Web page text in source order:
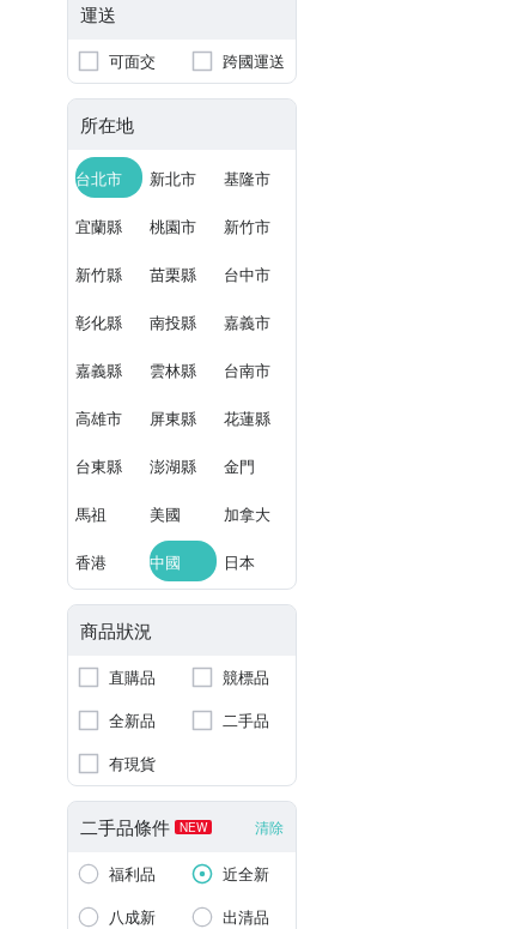
運送
可面交 跨國運送
所在地
台北市 新北市 基隆市
宜蘭縣 桃園市 新竹市
新竹縣 苗栗縣 台中市
彰化縣 南投縣 嘉義市
嘉義縣 雲林縣 台南市
高雄市 屏東縣 花蓮縣
台東縣 澎湖縣 金門
馬祖 美國 加拿大
香港 中國 日本
商品狀況
直購品
競標品
全新品
二手品
有現貨
二手品條件 NEW 清除
福利品
近全新
八成新
出清品